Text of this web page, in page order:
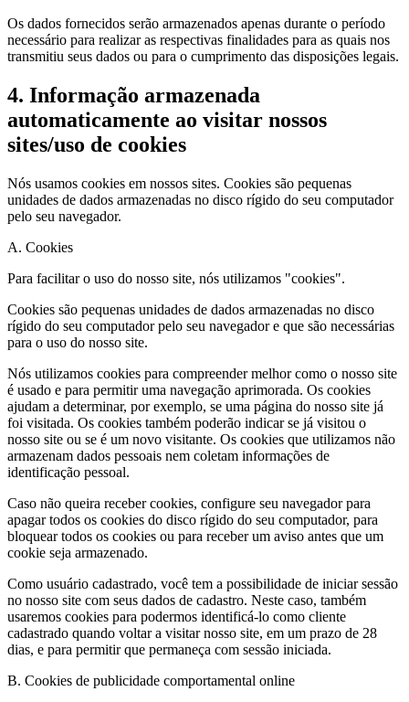
Os dados fornecidos serão armazenados apenas durante o período
necessário para realizar as respectivas finalidades para as quais nos
transmitiu seus dados ou para o cumprimento das disposições legais.
4. Informação armazenada
automaticamente ao visitar nossos
sites/uso de cookies
Nós usamos cookies em nossos sites. Cookies são pequenas
unidades de dados armazenadas no disco rígido do seu computador
pelo seu navegador.
A. Cookies
Para facilitar o uso do nosso site, nós utilizamos "cookies".
Cookies são pequenas unidades de dados armazenadas no disco
rígido do seu computador pelo seu navegador e que são necessárias
para o uso do nosso site.
Nós utilizamos cookies para compreender melhor como o nosso site
é usado e para permitir uma navegação aprimorada. Os cookies
ajudam a determinar, por exemplo, se uma página do nosso site já
foi visitada. Os cookies também poderão indicar se já visitou o
nosso site ou se é um novo visitante. Os cookies que utilizamos não
armazenam dados pessoais nem coletam informações de
identificação pessoal.
Caso não queira receber cookies, configure seu navegador para
apagar todos os cookies do disco rígido do seu computador, para
bloquear todos os cookies ou para receber um aviso antes que um
cookie seja armazenado.
Como usuário cadastrado, você tem a possibilidade de iniciar sessão
no nosso site com seus dados de cadastro. Neste caso, também
usaremos cookies para podermos identificá-lo como cliente
cadastrado quando voltar a visitar nosso site, em um prazo de 28
dias, e para permitir que permaneça com sessão iniciada.
B. Cookies de publicidade comportamental online